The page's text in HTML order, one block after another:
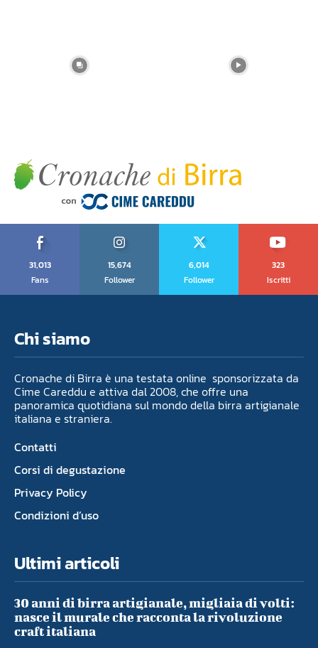
31,013
Fans
15,674
Follower
6,014
Follower
323
Iscritti
Chi siamo
Cronache di Birra è una testata online sponsorizzata da
Cime Careddu e attiva dal 2008, che offre una
panoramica quotidiana sul mondo della birra artigianale
italiana e straniera.
Contatti
Corsi di degustazione
Privacy Policy
Condizioni d’uso
Ultimi articoli
30 anni di birra artigianale, migliaia di volti:
nasce il murale che racconta la rivoluzione
craft italiana